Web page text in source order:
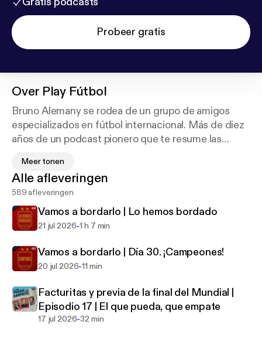
Probeer gratis
Over Play Fútbol
Bruno Alemany se rodea de un grupo de amigos
especializados en fútbol internacional. Más de diez
años de un podcast pionero que te resume las
semana. Un análisis del fútbol más global, no
centrado solo en los jugadores, sino también en los
entrenadores, los movimientos y las estrategias.
Suscríbete y sé el primero en escucharlo cada lunes
a partir de las 11:00.
Meer tonen
Alle afleveringen
589 afleveringen
Vamos a bordarlo | Lo hemos bordado
21 jul 2026-1 h 7 min
Vamos a bordarlo | Día 30. ¡Campeones!
20 jul 2026-11 min
Facturitas y previa de la final del Mundial |
Episodio 17 | El que pueda, que empate
17 jul 2026-32 min